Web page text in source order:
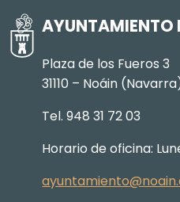
AYUNTAMIENTO
Plaza de los Fueros 3
31110 – Noáin
Tel. 948 31 72 03
Horario de oficina: